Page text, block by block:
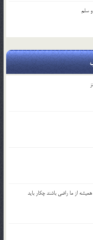
سلم
از ما راضي باشند چكار بايد